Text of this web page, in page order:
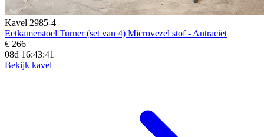
Kavel 2985-4
Eetkamerstoel Turner (set van 4) Microvezel stof - Antraciet
€ 266
08d 16:43:39
Bekijk kavel